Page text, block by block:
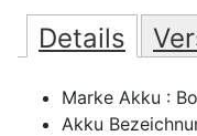
Details
Marke Akku :
Akku